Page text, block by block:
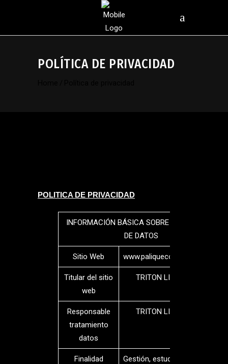
POLÍTICA DE PRIVACIDAD
POLITICA DE PRIVACIDAD
INFORMACIÓN BÁSICA SOBRE PROTECCIÓN
DE DATOS
Sitio Web www.paliquecoloquiobar.com
Titular del sitio
web
TRITON LIVE FUN S.L
Responsable
tratamiento
datos
TRITON LIVE FUN S.L
Finalidad
Gestión, estudio y resolución